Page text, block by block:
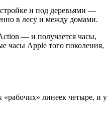
и под деревьями —
в лесу и между домами.
— и получается часы,
часы Apple того поколения,
«рабочих» линеек четыре, и у